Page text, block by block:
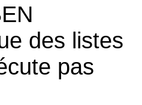
des listes
pas